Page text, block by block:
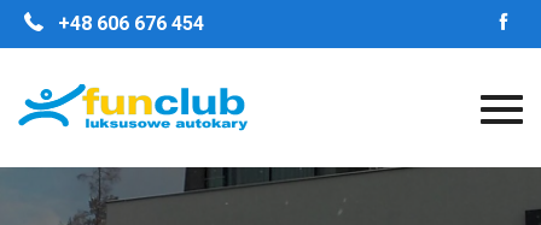
GALERIA
+48 606 676 454